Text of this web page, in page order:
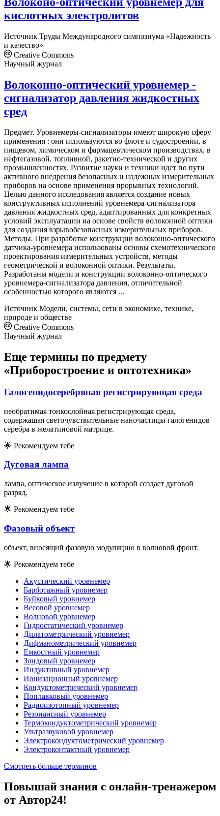
кислотных электролитов
Источник Труды Международного симпозиума «Надежность
и качество»
Creative Commons
Научный журнал
Волоконно-оптический уровнемер -
сигнализатор давления жидкостных
сред
Предмет. Уровнемеры-сигнализаторы имеют широкую сферу
применения : они используются во флоте и судостроении, в
пищевом, химическом и фармацевтическом производствах, в
нефтегазовой, топливной, ракетно-технической и других
промышленностях. Развитие науки и техники идет по пути
активного внедрения безопасных и надежных измерительных
приборов на основе применения прорывных технологий.
Целью данного исследования является создание новых
конструктивных исполнений уровнемера-сигнализатора
давления жидкостных сред, адаптированных для конкретных
условий эксплуатации на основе свойств волоконной оптики
для создания взрывобезопасных измерительных приборов.
Методы. При разработке конструкции волоконно-оптического
датчика-уровнемера использованы основы схемотехнического
проектирования измерительных устройств, методы
геометрической и волоконной оптики. Результаты.
Разработаны модели и конструкции волоконно-оптического
уровнемера-сигнализатора давления, отличительной
особенностью которого являются ...
Источник Модели, системы, сети в экономике, технике,
природе и обществе
Creative Commons
Научный журнал
Еще термины по предмету
«Приборостроение и оптотехника»
Галогенидосеребряная регистрирующая среда
необратимая тонкослойная регистрирующая среда,
содержащая светочувствительные наночастицы галогенидов
серебра в желатиновой матрице.
🌟 Рекомендуем тебе
Дуговая лампа
лампа, оптическое излучение в которой создает дуговой
разряд.
🌟 Рекомендуем тебе
Фазовый объект
объект, вносящий фазовую модуляцию в волновой фронт.
🌟 Рекомендуем тебе
Акустический уровнемер
Барботажный уровнемер
Буйковый уровнемер
Весовой уровнемер
Волновой уровнемер
Гидростатический уровнемер
Дилатометрический уровнемер
Дифманометрический уровнемер
Емкостный уровнемер
Зондовый уровнемер
Индуктивный уровнемер
Ионизационный уровнемер
Кондуктометрический уровнемер
Поплавковый уровнемер
Радиоизотопный уровнемер
Резонансный уровнемер
Термокондуктометрический уровнемер
Ультразвуковой уровнемер
Электрокондуктометрический уровнемер
Электроконтактный уровнемер
Смотреть больше терминов
Повышай знания с онлайн-тренажером
от Автор24!